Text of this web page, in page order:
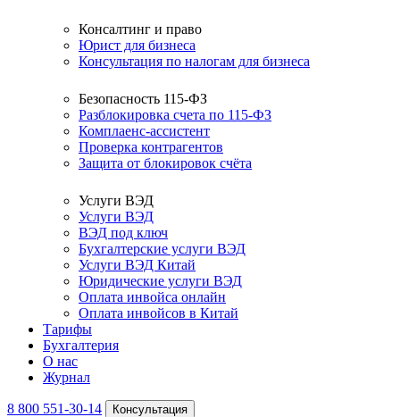
Консалтинг и право
Юрист для бизнеса
Консультация по налогам для бизнеса
Безопасность 115-ФЗ
Разблокировка счета по 115-ФЗ
Комплаенс-ассистент
Проверка контрагентов
Защита от блокировок счёта
Услуги ВЭД
Услуги ВЭД
ВЭД под ключ
Бухгалтерские услуги ВЭД
Услуги ВЭД Китай
Юридические услуги ВЭД
Оплата инвойса онлайн
Оплата инвойсов в Китай
Тарифы
Бухгалтерия
О нас
Журнал
8 800 551-30-14 Консультация